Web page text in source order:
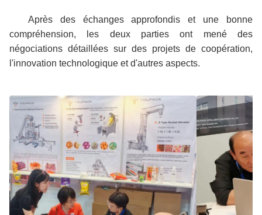
Après des échanges approfondis et une bonne
compréhension, les deux parties ont mené des
négociations détaillées sur des projets de coopération,
l'innovation technologique et d'autres aspects.